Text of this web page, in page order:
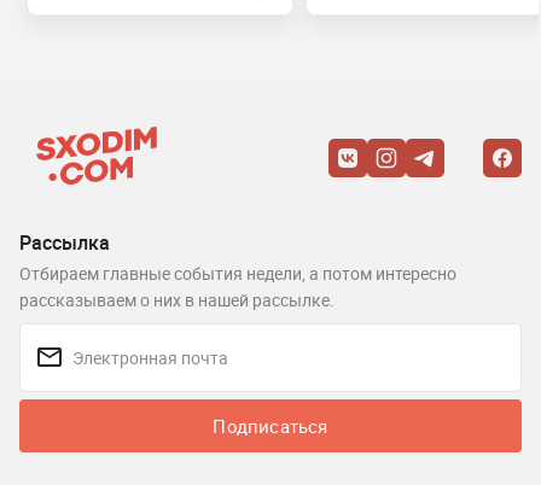
Рассылка
Отбираем главные события недели, а потом интересно
рассказываем о них в нашей рассылке.
Подписаться